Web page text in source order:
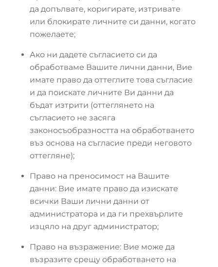
да допълвате, коригирате, изтривате
или блокирате личните си данни, когато
пожелаете;
Ако ни дадете съгласието си да
обработваме Вашите лични данни, Вие
имате право да оттеглите това съгласие
и да поискате личните Ви данни да
бъдат изтрити (оттеглянето на
съгласието не засяга
законосъобразността на обработването
въз основа на съгласие преди неговото
оттегляне);
Право на преносимост на Вашите
данни: Вие имате право да изискате
всички Ваши лични данни от
администратора и да ги прехвърлите
изцяло на друг администратор;
Право на възражение: Вие може да
възразите срещу обработването на